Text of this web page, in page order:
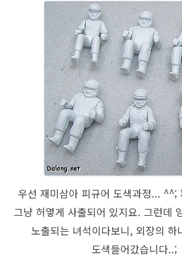
우선 재미삼아 피규어 도색과정... ^^;
그냥 허옇게 사출되어 있지요. 그런데
노출되는 녀석이다보니, 외장의 하
도색들어갔습니다..;